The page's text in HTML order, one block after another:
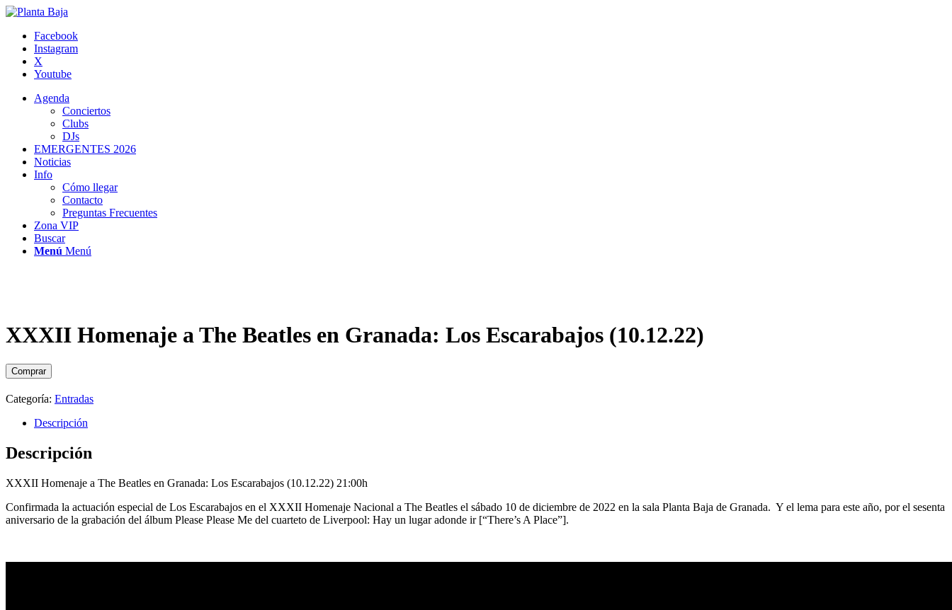
Facebook
Instagram
X
Youtube
Agenda
Conciertos
Clubs
DJs
EMERGENTES 2026
Noticias
Info
Cómo llegar
Contacto
Preguntas Frecuentes
Zona VIP
Buscar
Menú Menú
XXXII Homenaje a The Beatles en Granada: Los Escarabajos (10.12.22)
Comprar
Categoría: Entradas
Descripción
Descripción
XXXII Homenaje a The Beatles en Granada: Los Escarabajos (10.12.22) 21:00h
Confirmada la actuación especial de Los Escarabajos en el XXXII Homenaje Nacional a The Beatles el sábado 10 de diciembre de 2022 en la sala Planta Baja de Granada. Y el lema para este año, por el sesenta
aniversario de la grabación del álbum Please Please Me del cuarteto de Liverpool: Hay un lugar adonde ir [“There’s A Place”].